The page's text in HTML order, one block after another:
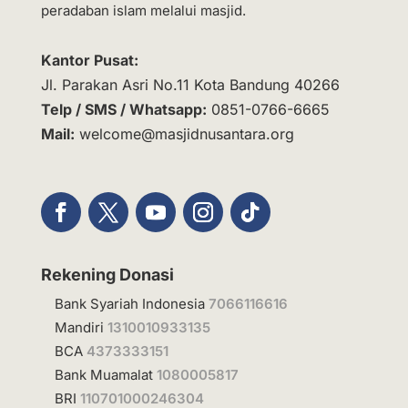
peradaban islam melalui masjid.
Kantor Pusat:
Jl. Parakan Asri No.11 Kota Bandung 40266
Telp / SMS / Whatsapp: 0851-0766-6665
Mail: welcome@masjidnusantara.org
Rekening Donasi
Bank Syariah Indonesia 7066116616
Mandiri 1310010933135
BCA 4373333151
Bank Muamalat 1080005817
BRI 110701000246304